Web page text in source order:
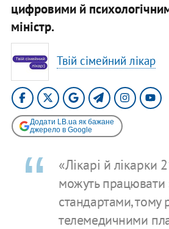
цифровими й
міністр.
Твій сімейний лікар
Додати LB.ua як бажане
джерело в Google
«Лікарі й лікарки
можуть працювати
стандартами, тому
телемедичними